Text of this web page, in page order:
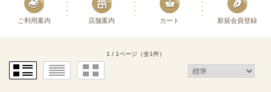
ご利用案内 店舗案内 カート 新規会員登録
1 / 1ページ （全1件）